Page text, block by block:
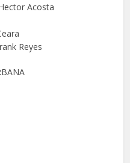
Acosta
Reyes